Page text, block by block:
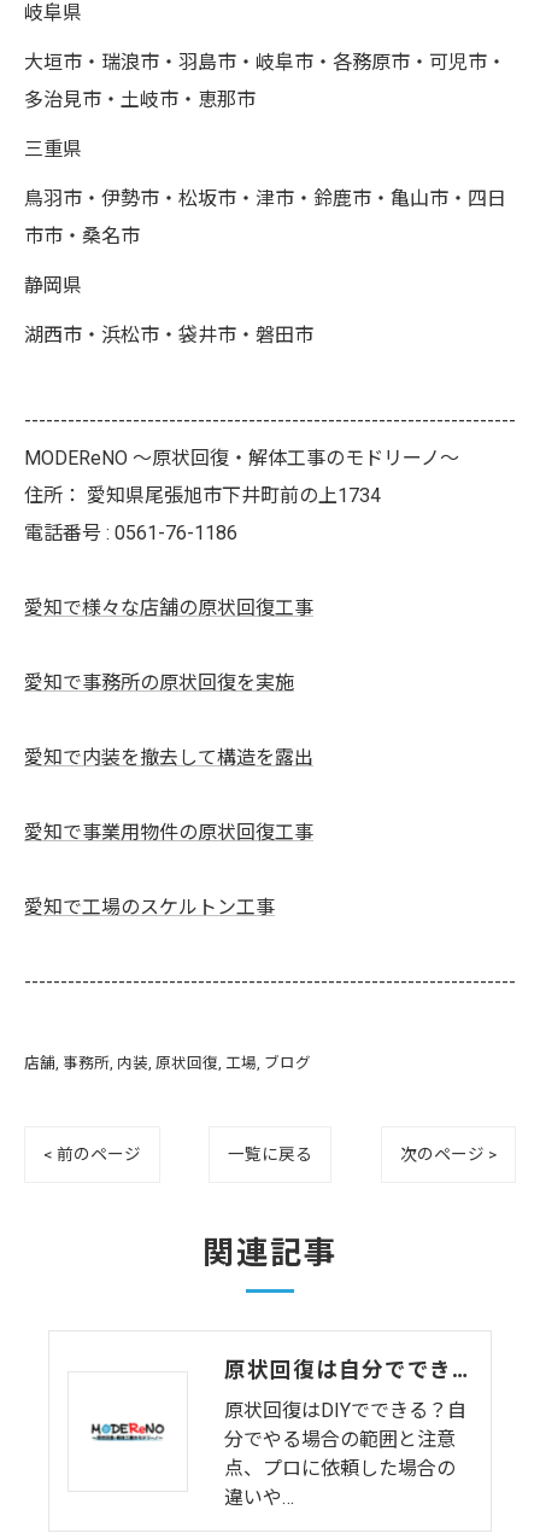
岐阜県
大垣市・瑞浪市・羽島市・岐阜市・各務原市・可児市・
多治見市・土岐市・恵那市
三重県
鳥羽市・伊勢市・松坂市・津市・鈴鹿市・亀山市・四日
市市・桑名市
静岡県
湖西市・浜松市・袋井市・磐田市
--------------------------------------------------------------------
MODEReNO ～原状回復・解体工事のモドリーノ～
住所： 愛知県尾張旭市下井町前の上1734
電話番号 : 0561-76-1186
愛知で様々な店舗の原状回復工事
愛知で事務所の原状回復を実施
愛知で内装を撤去して構造を露出
愛知で事業用物件の原状回復工事
愛知で工場のスケルトン工事
--------------------------------------------------------------------
店舗 事務所 内装 原状回復 工場 ブログ
< 前のページ 一覧に戻る 次のページ >
関連記事
原状回復は自分でできる？DIYとプロの違いとリスク解説
原状回復はDIYでできる？自
分でやる場合の範囲と注意
点、プロに依頼した場合の
違いや…